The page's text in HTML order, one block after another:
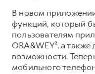
POER
от 3 449 000 ₽
Крупным
Система
Сервис для
HAVAL Лизинг
Руководства по
Подписки
АКСЕССУАРЫ
Автомобильные
В новом
функций, который
пользователям
ORA&WEY², а
возможности.
мобильного